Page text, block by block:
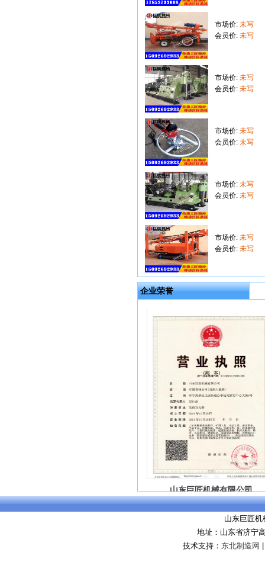
市场价: 未写
会员价: 未写
市场价: 未写
会员价: 未写
市场价: 未写
会员价: 未写
市场价: 未写
会员价: 未写
市场价: 未写
会员价: 未写
企业荣誉
山东巨匠机械有限公司
山东巨匠
地址：山东省济宁
技术支持： 东北制造网